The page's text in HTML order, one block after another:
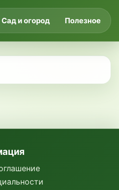
Сад и огород Полезное